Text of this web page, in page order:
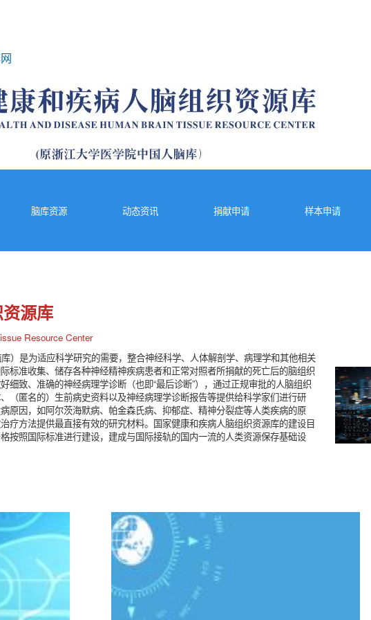
脑库资源 动态资讯 捐献申请 样本申请
源库
Resource Center
）是为适应科学研究的需要，整合神经科学、人体解剖学、病理学和其他相关
标准收集、储存各种神经精神疾病患者和正常对照者所捐献的死亡后的脑组织
细致、准确的神经病理学诊断（也即“最后诊断”），通过正规审批的人脑组织
（匿名的）生前病史资料以及神经病理学诊断报告等提供给科学家们进行研
原因，如阿尔茨海默病、帕金森氏病、抑郁症、精神分裂症等人类疾病的原
疗方法提供最直接有效的研究材料。国家健康和疾病人脑组织资源库的建设目
按照国际标准进行建设，建成与国际接轨的国内一流的人类资源保存基础设